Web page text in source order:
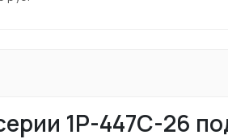
1Р-447С-26